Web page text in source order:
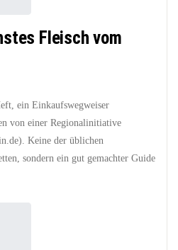
Fleisch vom
ein Einkaufswegweiser
von einer Regionalinitiative
Keine der üblichen
sondern ein gut gemachter Guide